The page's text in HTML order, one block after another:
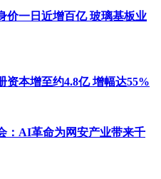
价一日近增百亿 玻璃基板业
资本增至约4.8亿 增幅达55%
：AI革命为网安产业带来千